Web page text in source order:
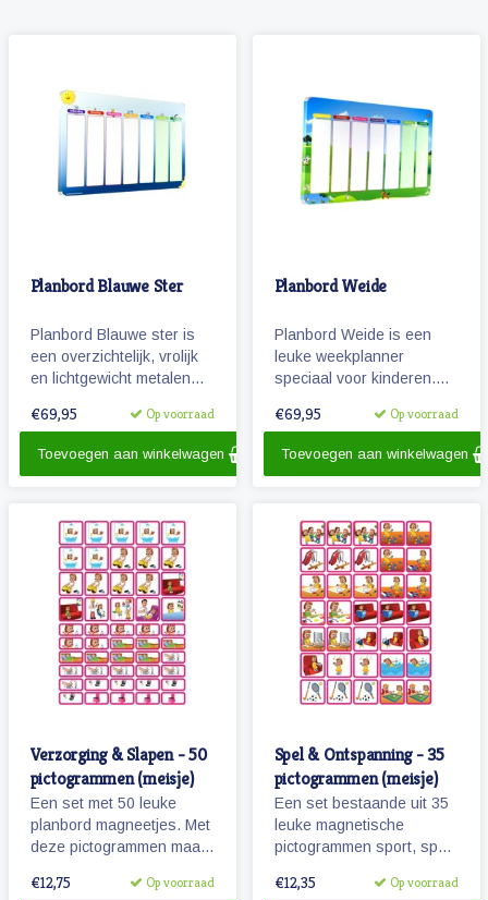
Planbord Blauwe Ster
Planbord Blauwe ster is
een overzichtelijk, vrolijk
en lichtgewicht metalen
(60 x 40 cm). Het bord
week en werkt met vrolijke
€69,95 Op voorraad
Toevoegen aan winkelwagen
Planbord Weide
Planbord Weide is een
leuke weekplanner
speciaal voor kinderen.
planbord geeft overzicht
magnetische
€69,95 Op voorraad
Toevoegen aan winkelwagen
Verzorging & Slapen - 50
pictogrammen (meisje)
Een set met 50 leuke
planbord magneetjes. Met
deze pictogrammen maakt
ochtendritueel inzichtelijk
€12,75 Op voorraad
Spel & Ontspanning - 35
pictogrammen (meisje)
Een set bestaande uit 35
leuke magnetische
pictogrammen sport, spel
je zwemles hebt? Kijk
€12,35 Op voorraad